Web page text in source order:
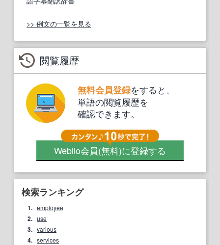
>> 例文の一覧を見る
閲覧履歴
無料会員登録をすると、
単語の閲覧履歴を
確認できます。
Weblio会員(無料)に登録する
検索ランキング
1. employee
2. use
3. various
4. services